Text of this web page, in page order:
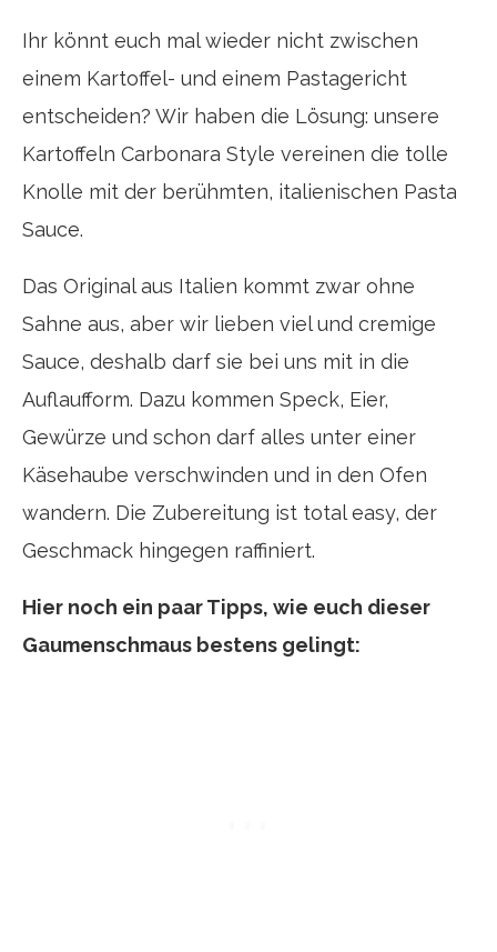
Ihr könnt euch mal wieder nicht zwischen
einem Kartoffel- und einem Pastagericht
entscheiden? Wir haben die Lösung: unsere
Kartoffeln Carbonara Style vereinen die tolle
Knolle mit der berühmten, italienischen Pasta
Sauce.
Das Original aus Italien kommt zwar ohne
Sahne aus, aber wir lieben viel und cremige
Sauce, deshalb darf sie bei uns mit in die
Auflaufform. Dazu kommen Speck, Eier,
Gewürze und schon darf alles unter einer
Käsehaube verschwinden und in den Ofen
wandern. Die Zubereitung ist total easy, der
Geschmack hingegen raffiniert.
Hier noch ein paar Tipps, wie euch dieser
Gaumenschmaus bestens gelingt: